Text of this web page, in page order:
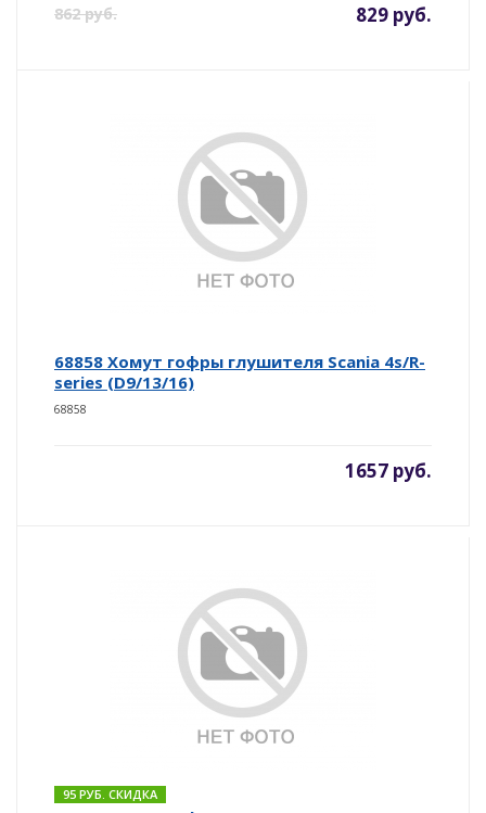
862 руб. 829 руб.
68858 Хомут гофры глушителя Scania 4s/R-
series (D9/13/16)
68858
1657 руб.
95 РУБ. СКИДКА